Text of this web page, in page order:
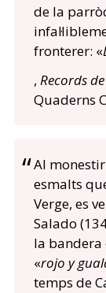
de la
fronterer: «
, Records
Quaderns
Al
esmalts
Verge, es
Salado
la
«rojo y
temps de